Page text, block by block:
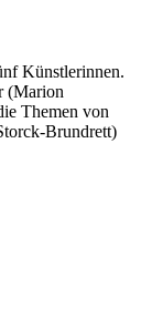
Künstlerinnen.
(Marion
Themen von
Brundrett)